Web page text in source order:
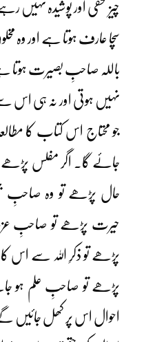
چیز مخفی اور پوشیدہ نہیں
سچا عارف ہوتا ہے اور وہ
باللہ صاحبِ بصیرت ہوتا
نہیں ہوتی اور نہ ہی اس
جو محتاج اس کتاب کا
جائے گا۔ اگر مفلس پڑھے
حال پڑھے تو وہ صاحبِ
حیرت پڑھے تو صاحبِ
پڑھے تو ذکرِ اللہ سے اس کا
پڑھے تو صاحبِ علم ہو
احوال اس پر کھل جائیں